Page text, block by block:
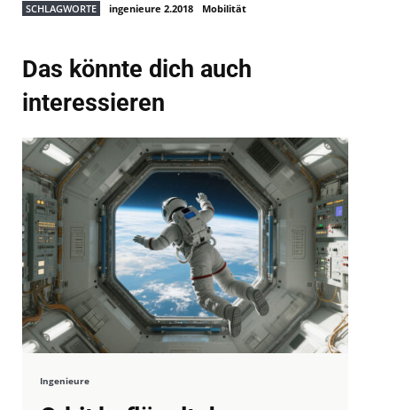
SCHLAGWORTE ingenieure 2.2018 Mobilität
Das könnte dich auch
interessieren
Ingenieure